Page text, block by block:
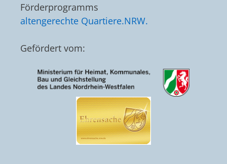
Förderprogramms
altengerechte Quartiere.NRW.
Gefördert vom: